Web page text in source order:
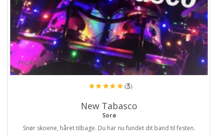
ProArtist
(3)
New Tabasco
Sorø
Snør skoene, håret tilbage. Du har nu fundet dit band til festen.